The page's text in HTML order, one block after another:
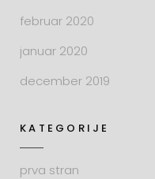
februar 2020
januar 2020
december 2019
KATEGORIJE
prva stran